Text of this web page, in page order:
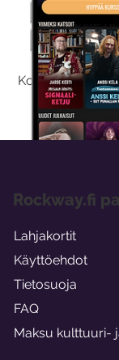
Kokeilemalla
Rockway.fi
Lahjakortit
Käyttöehdot
Tietosuoja
FAQ
Maksu kulttuuri-